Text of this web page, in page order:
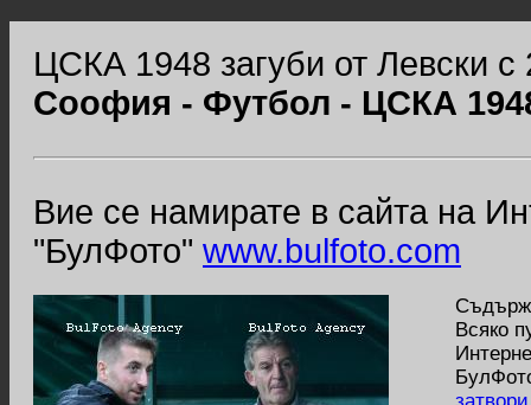
ЦСКА 1948 загуби от Левски с
Соофия - Футбол - ЦСКА
Вие се намирате в сайта на
"БулФото" www.bulfoto.com
Всяко